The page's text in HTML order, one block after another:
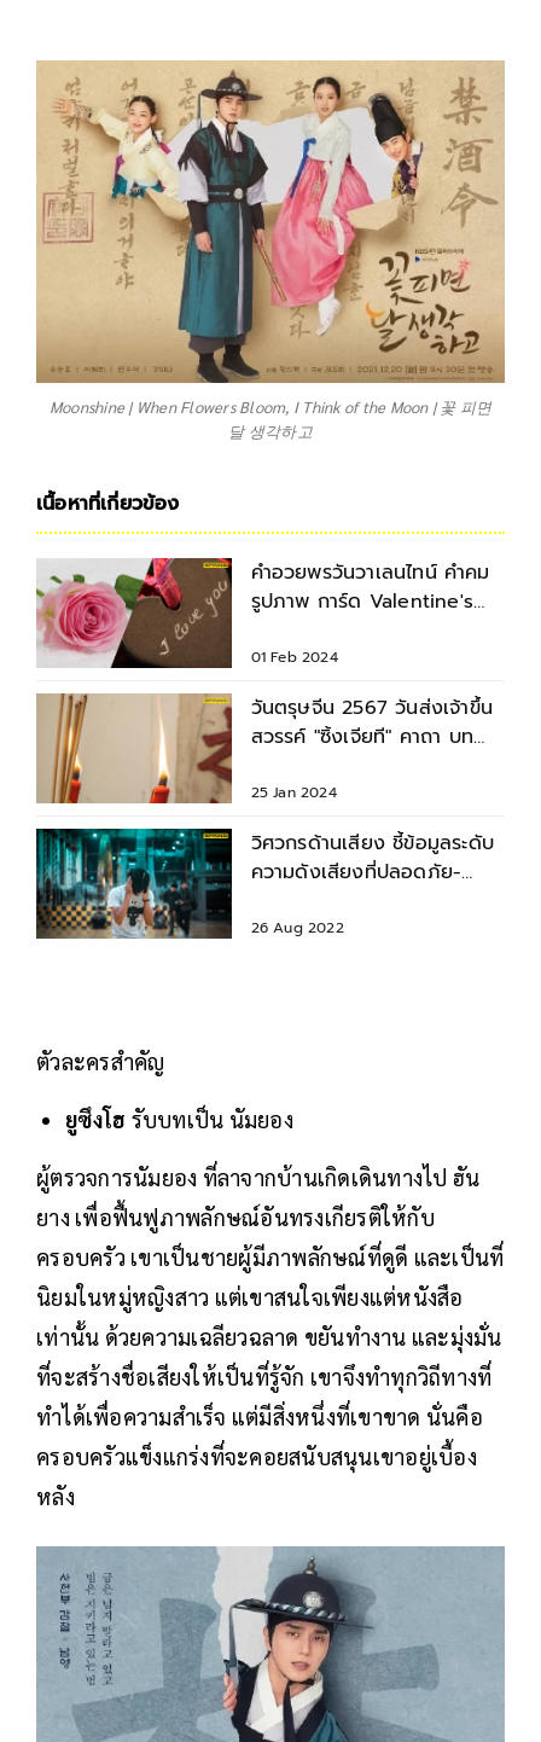
Moonshine | When Flowers Bloom, I Think of the Moon | 꽃 피면
달 생각하고
เนื้อหาที่เกี่ยวข้อง
คำอวยพรวันวาเลนไทน์ คำคม
รูปภาพ การ์ด Valentine's
01 Feb 2024
วันตรุษจีน 2567 วันส่งเจ้าขึ้น
สวรรค์ "ซิ้งเจียที" คาถา บท
25 Jan 2024
วิศวกรด้านเสียง ชี้ข้อมูลระดับ
ความดังเสียงที่ปลอดภัย-
26 Aug 2022
ตัวละครสำคัญ
ยูซึงโฮ รับบทเป็น นัมยอง
ผู้ตรวจการนัมยอง ที่ลาจากบ้านเกิดเดินทางไป ฮัน
ยาง เพื่อฟื้นฟูภาพลักษณ์อันทรงเกียรติให้กับ
ครอบครัว เขาเป็นชายผู้มีภาพลักษณ์ที่ดูดี และเป็นที่
นิยมในหมู่หญิงสาว แต่เขาสนใจเพียงแต่หนังสือ
เท่านั้น ด้วยความเฉลียวฉลาด ขยันทำงาน และมุ่งมั่น
ที่จะสร้างชื่อเสียงให้เป็นที่รู้จัก เขาจึงทำทุกวิถีทางที่
ทำได้เพื่อความสำเร็จ แต่มีสิ่งหนึ่งที่เขาขาด นั่นคือ
ครอบครัวแข็งแกร่งที่จะคอยสนับสนุนเขาอยู่เบื้อง
หลัง